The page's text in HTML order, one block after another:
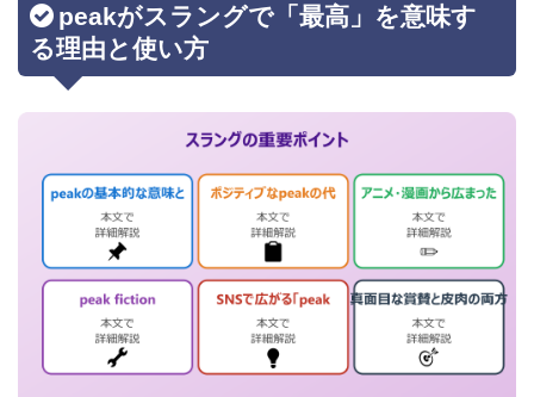
peakがスラングで「最高」を意味す
る理由と使い方